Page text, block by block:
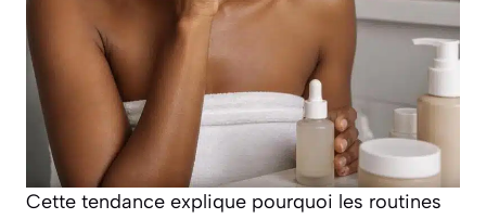
Cette tendance explique pourquoi les routines